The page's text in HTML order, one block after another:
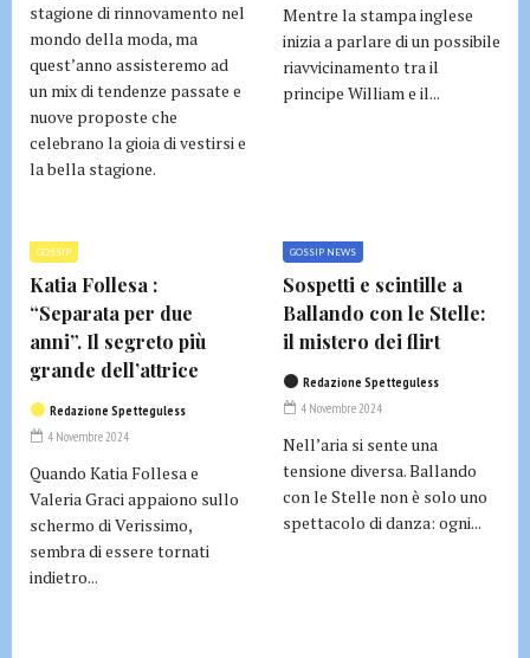
stagione di rinnovamento nel
mondo della moda, ma
quest’anno assisteremo ad
un mix di tendenze passate e
nuove proposte che
celebrano la gioia di vestirsi e
la bella stagione.
Mentre la stampa inglese
inizia a parlare di un possibile
riavvicinamento tra il
principe William e il...
GOSSIP
Katia Follesa :
“Separata per due
anni”. Il segreto più
grande dell’attrice
Redazione Spetteguless
4 Novembre 2024
Quando Katia Follesa e
Valeria Graci appaiono sullo
schermo di Verissimo,
sembra di essere tornati
indietro...
GOSSIP NEWS
Sospetti e scintille a
Ballando con le Stelle:
il mistero dei flirt
Redazione Spetteguless
4 Novembre 2024
Nell’aria si sente una
tensione diversa. Ballando
con le Stelle non è solo uno
spettacolo di danza: ogni...